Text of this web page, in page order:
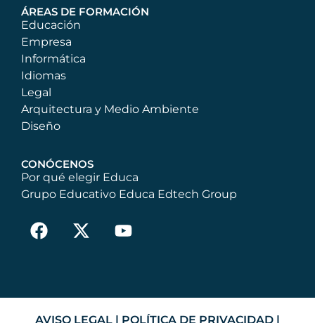
ÁREAS DE FORMACIÓN
Educación
Empresa
Informática
Idiomas
Legal
Arquitectura y Medio Ambiente
Diseño
CONÓCENOS
Por qué elegir Educa
Grupo Educativo Educa Edtech Group
AVISO LEGAL | POLÍTICA DE PRIVACIDAD |